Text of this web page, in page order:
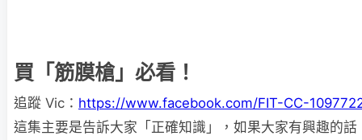
買「筋膜槍」必看！
追蹤 Vic： https://www.facebook.com/FIT-CC-
這集主要是告訴大家「正確知識」，如果大家有興趣的話